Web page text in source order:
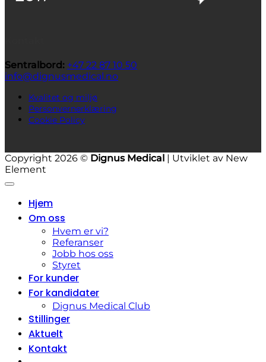
Sentralbord: +47 22 87 10 50
info@dignusmedical.no
Kvalitet og miljø
Personvernerklæring
Cookie Policy
Copyright 2026 © Dignus Medical | Utviklet av New
Element
Hjem
Om oss
Hvem er vi?
Referanser
Jobb hos oss
Styret
For kunder
For kandidater
Dignus Medical Club
Stillinger
Aktuelt
Kontakt